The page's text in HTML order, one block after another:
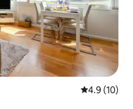
คะแนนเฉลี่ย
4.9 (10)